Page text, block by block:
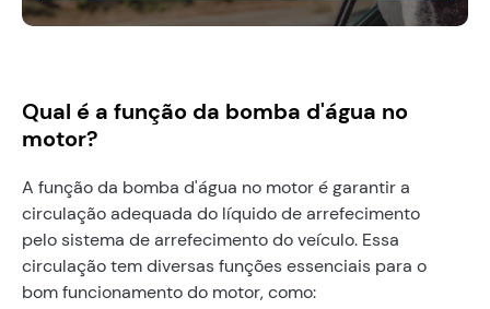
Qual é a função da bomba d'água no
motor?
A função da bomba d'água no motor é garantir a
circulação adequada do líquido de arrefecimento
pelo sistema de arrefecimento do veículo. Essa
circulação tem diversas funções essenciais para o
bom funcionamento do motor, como: